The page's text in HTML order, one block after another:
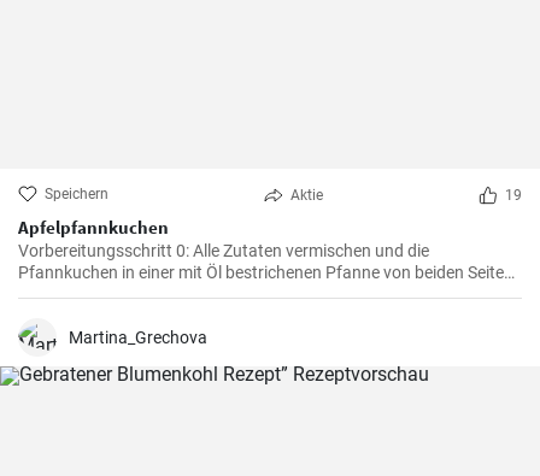
Speichern Aktie 19
Apfelpfannkuchen
Vorbereitungsschritt 0: Alle Zutaten vermischen und die
Pfannkuchen in einer mit Öl bestrichenen Pfanne von beiden Seiten
braten.
Martina_Grechova